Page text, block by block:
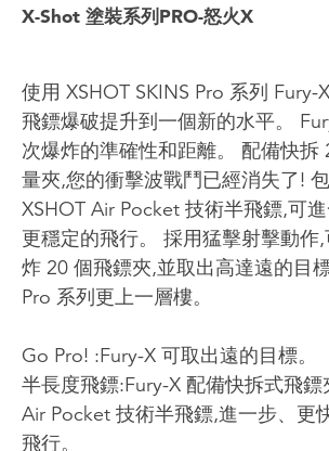
任天堂 Switch
盲盒
角色收藏
生活雜貨
X-Shot 塗裝系列PRO-怒火X
使用 XSHOT SKINS Pro 系列 Fury-
飛鏢爆破提升到一個新的水平。
次爆炸的準確性和距離。 配備快拆
量夾,您的衝擊波戰鬥已經消失了!
XSHOT Air Pocket 技術半飛鏢,可進
更穩定的飛行。 採用猛擊射擊動作
炸 20 個飛鏢夾,並取出高達遠的目
Pro 系列更上一層樓。
Go Pro! :Fury-X 可取出遠的目標。
半長度飛鏢:Fury-X 配備快拆式飛鏢
Air Pocket 技術半飛鏢,進一步、更
飛行。